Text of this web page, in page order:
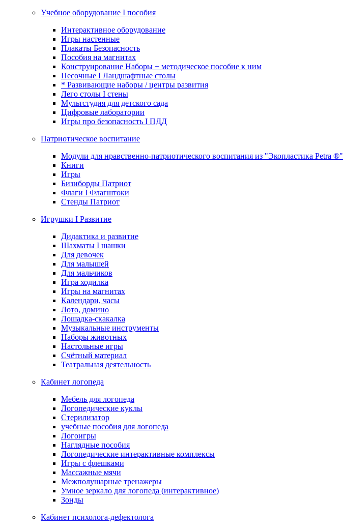
Учебное оборудование I пособия
Интерактивное оборудование
Игры настенные
Плакаты Безопасность
Пособия на магнитах
Конструирование Наборы + методическое пособие к ним
Песочные I Ландшафтные столы
* Развивающие наборы / центры развития
Лего столы I стены
Мультстудия для детского сада
Цифровые лаборатории
Игры про безопасность I ПДД
Патриотическое воспитание
Модули для нравственно-патриотического воспитания из "Экопластика Petra ®"
Книги
Игры
Бизиборды Патриот
Флаги I Флагштоки
Стенды Патриот
Игрушки I Развитие
Дидактика и развитие
Шахматы I шашки
Для девочек
Для малышей
Для мальчиков
Игра ходилка
Игры на магнитах
Календари, часы
Лото, домино
Лошадка-скакалка
Музыкальные инструменты
Наборы животных
Настольные игры
Счётный материал
Театральная деятельность
Кабинет логопеда
Мебель для логопеда
Логопедические куклы
Стерилизатор
учебные пособия для логопеда
Логоигры
Наглядные пособия
Логопедические интерактивные комплексы
Игры с флешками
Массажные мячи
Межполушарные тренажеры
Умное зеркало для логопеда (интерактивное)
Зонды
Кабинет психолога-дефектолога